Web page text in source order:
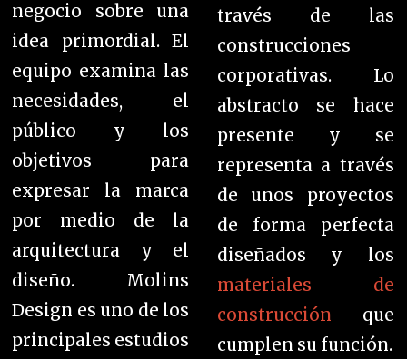
negocio sobre una
idea primordial. El
equipo examina las
necesidades, el
público y los
objetivos para
expresar la marca
por medio de la
arquitectura y el
diseño. Molins
Design es uno de los
principales estudios
través de las
construcciones
corporativas. Lo
abstracto se hace
presente y se
representa a través
de unos proyectos
de forma perfecta
diseñados y los
materiales de
construcción que
cumplen su función.